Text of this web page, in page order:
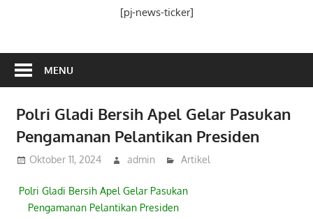
[pj-news-ticker]
MENU
Polri Gladi Bersih Apel Gelar Pasukan
Pengamanan Pelantikan Presiden
Oktober 11, 2024 admin Artikel
Polri Gladi Bersih Apel Gelar Pasukan
Pengamanan Pelantikan Presiden